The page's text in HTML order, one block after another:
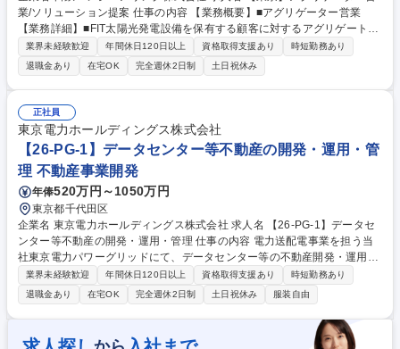
業/ソリューション提案 仕事の内容 【業務概要】■アグリゲーター営業
【業務詳細】■FIT太陽光発電設備を保有する顧客に対するアグリゲートサ
ービス（電源取扱・運用受託）の営業活動およびソリューション提案 ■受
託案件の運用に関する顧客マネジメント■電力業界における調整力に関連
する制度・取組事例の情報収集及び営業戦略の立案 入社後は、営業案件へ
の同行・サポートを通じて、提案資料の作成やFS試算を経験。また、既存
供給案件の運用業務（発電・販売の請求管理、契約管理など）を担当し、
業務フローや契約スキームを理解していただきます。 募集職種 【東京】
アグリゲーター営業/ソリューション提案
業界未経験歓迎 年間休日120日以上 資格取得支援あり
時短勤務あり
退職金あり
在宅OK 完全週休2日制 土日祝休み
正社員
東京電力ホールディングス株式会社
【26-PG-1】データセンター等不動産の開発・運用・管
理 不動産事業開発
年俸520万円～1050万円
東京都千代田区
企業名 東京電力ホールディングス株式会社 求人名 【26-PG-1】データセ
ンター等不動産の開発・運用・管理 仕事の内容 電力送配電事業を担う当
社東京電力パワーグリッドにて、データセンター等の不動産開発・運用に
おいて、アライアンスパートナーと協働しながら、企画から実行までを一
貫して推進いただきます。 ■アライアンスパートナーと共同した、データ
センター不動産の企画立案・協議・実行手続き ■運用フェーズの方針検討
や改善施策検討、関係各所調整 ■開発・運用を担うビークルの設立・管
理、資金調達や会計、各種契約手続 ■経理・財務・法務・経営企画等、関
業界未経験歓迎 年間休日120日以上 資格取得支援あり
時短勤務あり
退職金あり
在宅OK 完全週休2日制 土日祝休み 服装自由